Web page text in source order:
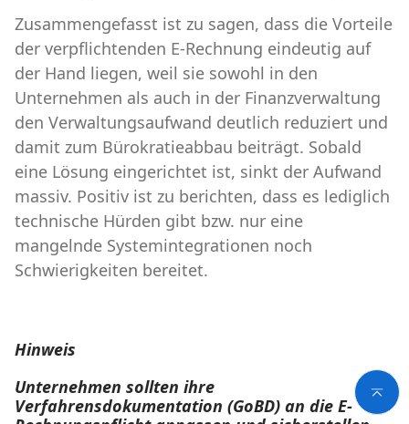
Zusammengefasst ist zu sagen, dass die Vorteile
der verpflichtenden E-Rechnung eindeutig auf
der Hand liegen, weil sie sowohl in den
Unternehmen als auch in der Finanzverwaltung
den Verwaltungsaufwand deutlich reduziert und
damit zum Bürokratieabbau beiträgt. Sobald
eine Lösung eingerichtet ist, sinkt der Aufwand
massiv. Positiv ist zu berichten, dass es lediglich
technische Hürden gibt bzw. nur eine
mangelnde Systemintegrationen noch
Schwierigkeiten bereitet.
Hinweis
Unternehmen sollten ihre
Verfahrensdokumentation (GoBD) an die E-